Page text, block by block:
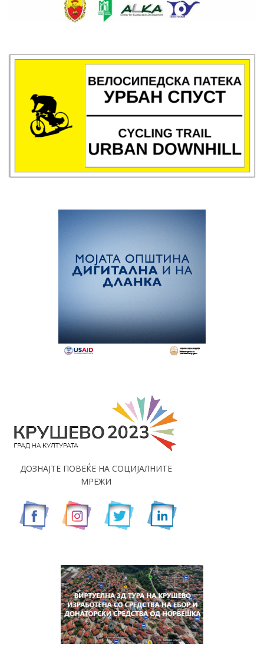
ДОЗНАЈТЕ ПОВЕЌЕ НА СОЦИЈАЛНИТЕ
МРЕЖИ